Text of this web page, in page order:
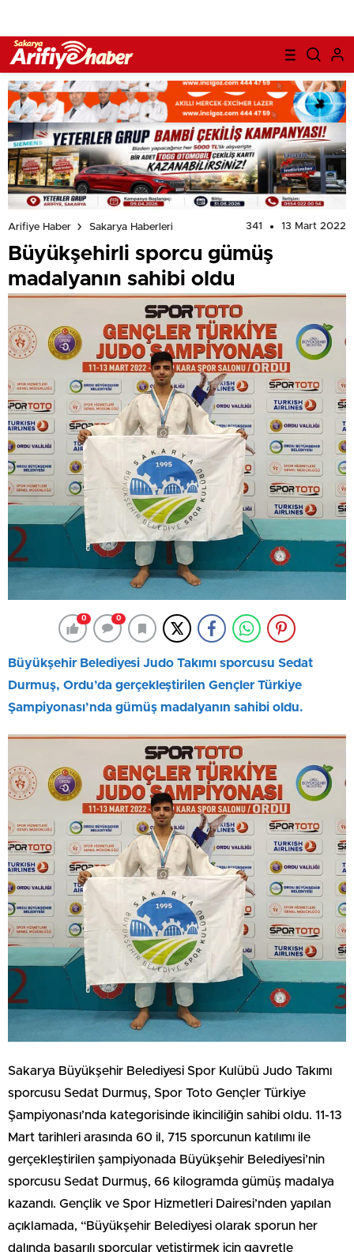
Arifiye Haber Sakarya Haberleri 341 13 Mart 2022
Büyükşehirli sporcu gümüş
madalyanın sahibi oldu
0 0
Büyükşehir Belediyesi Judo Takımı sporcusu Sedat
Durmuş, Ordu’da gerçekleştirilen Gençler Türkiye
Şampiyonası’nda gümüş madalyanın sahibi oldu.
Sakarya Büyükşehir Belediyesi Spor Kulübü Judo Takımı
sporcusu Sedat Durmuş, Spor Toto Gençler Türkiye
Şampiyonası’nda kategorisinde ikinciliğin sahibi oldu. 11-13
Mart tarihleri arasında 60 il, 715 sporcunun katılımı ile
gerçekleştirilen şampiyonada Büyükşehir Belediyesi’nin
sporcusu Sedat Durmuş, 66 kilogramda gümüş madalya
kazandı. Gençlik ve Spor Hizmetleri Dairesi’nden yapılan
açıklamada, “Büyükşehir Belediyesi olarak sporun her
dalında başarılı sporcular yetiştirmek için gayretle